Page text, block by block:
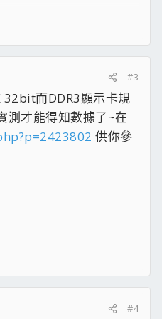
#3
32bit而DDR3顯示卡規
測才能得知數據了~在
供你參
#4